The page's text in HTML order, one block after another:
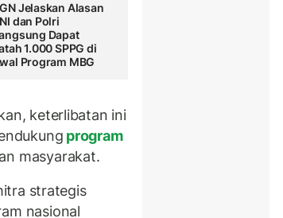
Jelaskan Alasan
dan Polri
Dapat
1.000 SPPG di
Program MBG
keterlibatan ini
program
masyarakat.
strategis
nasional